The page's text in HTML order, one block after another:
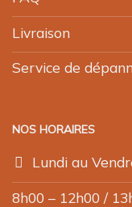
Livraison
Service de
NOS HORAIRES
Lundi au
8h00 – 12h00 /